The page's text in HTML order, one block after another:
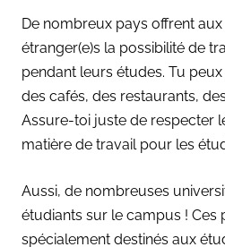
De nombreux pays offrent aux
étranger(e)s la possibilité de
pendant leurs études. Tu
des cafés, des restaurants,
Assure-toi juste de respecter
matière de travail pour les
Aussi, de nombreuses
étudiants sur le campus ! Ces
spécialement destinés aux